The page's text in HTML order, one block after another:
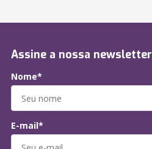
Assine a nossa newsletter
Nome*
E-mail*